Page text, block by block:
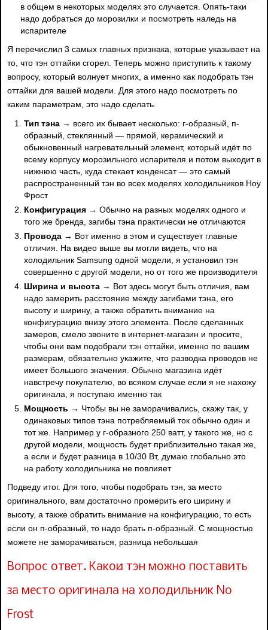
в общем в некоторых моделях это случается. Опять-таки
надо добраться до морозилки и посмотреть наледь на
испарителе
Я перечислил 3 самых главных признака, которые указывает на
то, что тэн оттайки сгорел. Теперь можно приступить к такому
вопросу, который волнует многих, а именно как подобрать тэн
оттайки для вашей модели. Для этого надо посмотреть по
каким параметрам, это надо сделать.
Тип тэна → всего их бывает несколько: г-образный, п-
образный, стеклянный — прямой, керамический и
обыкновенный нагревательный элемент, который идёт по
всему корпусу морозильного испарителя и потом выходит в
нижнюю часть, куда стекает конденсат — это самый
распространенный тэн во всех моделях холодильников Ноу
Фрост
Конфигурация → Обычно на разных моделях одного и
того же бренда, загибы тэна практически не отличаются
Провода → Вот именно в этом и существует главные
отличия. На видео выше вы могли видеть, что на
холодильник Samsung одной модели, я установил тэн
совершенно с другой модели, но от того же производителя
Ширина и высота → Вот здесь могут быть отличия, вам
надо замерить расстояние между загибами тэна, его
высоту и ширину, а также обратить внимание на
конфигурацию внизу этого элемента. После сделанных
замеров, смело звоните в интернет-магазин и просите,
чтобы они вам подобрали тэн оттайки, именно по вашим
размерам, обязательно укажите, что разводка проводов не
имеет большого значения. Обычно магазина идёт
навстречу покупателю, во всяком случае если я не нахожу
оригинала, я поступаю именно так
Мощность → Чтобы вы не заморачивались, скажу так, у
одинаковых типов тэна потребляемый ток обычно один и
тот же. Например у г-образного 250 ватт, у такого же, но с
другой модели, мощность будет приблизительно такая же,
а если и будет разница в 10/30 Вт, думаю глобально это
на работу холодильника не повлияет
Подведу итог. Для того, чтобы подобрать тэн, за место
оригинального, вам достаточно промерить его ширину и
высоту, а также обратить внимание на конфигурацию, то есть
если он п-образный, то надо брать п-образный. С мощностью
можете не заморачиваться, разница небольшая
Вопрос ответ. Какой тэн можно поставить
за место оригинала на холодильник No
Frost